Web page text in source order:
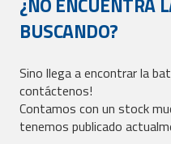
BUSCANDO?
Sino llega a encontrar la
contáctenos!
Contamos con un stock
tenemos publicado